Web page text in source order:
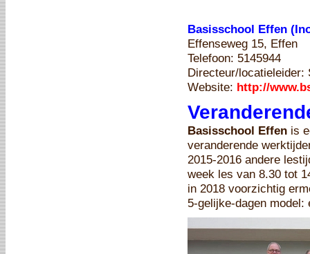
Basisschool Effen
Effenseweg 15, Effen
Telefoon: 5145944
Directeur/locatieleider:
Website: http://
Basisschool Effen is
veranderende
2015-2016 andere
week les van 8.30 tot
in 2018 voorzichtig
5-gelijke-dagen model: